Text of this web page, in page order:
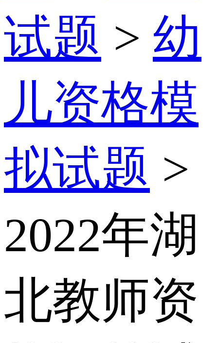
试题 > 幼
儿资格模
拟试题 >
2022年湖
北教师资